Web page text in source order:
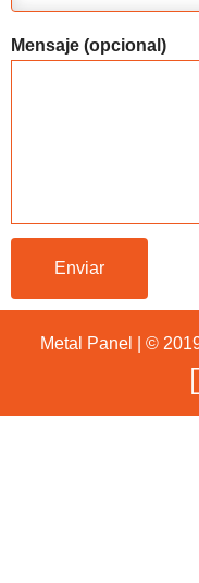
Mensaje (opcional)
Metal Panel | ©